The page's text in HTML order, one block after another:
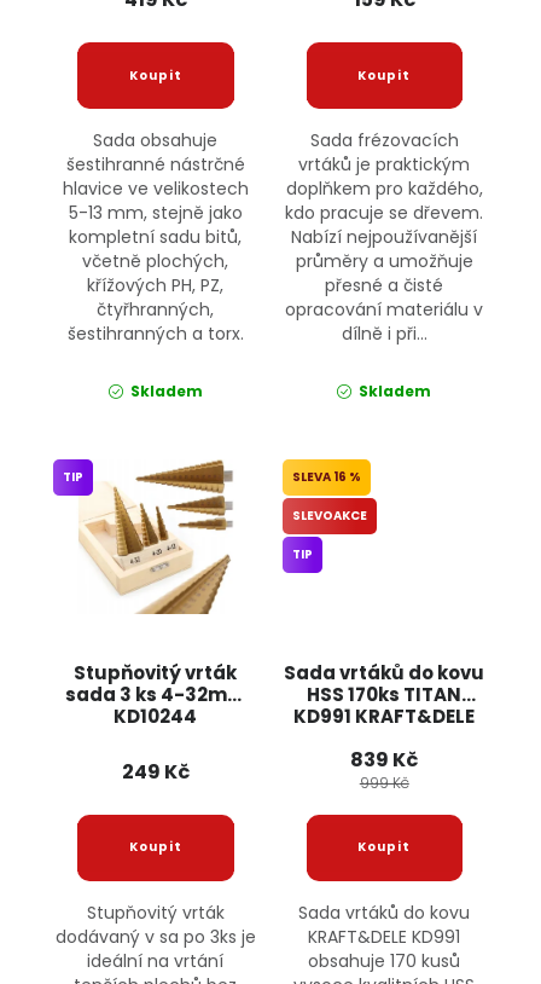
Sada obsahuje
šestihranné nástrčné
hlavice ve velikostech
5-13 mm, stejně jako
kompletní sadu bitů,
včetně plochých,
křížových PH, PZ,
čtyřhranných,
šestihranných a torx.
Skladem
Sada frézovacích
vrtáků je praktickým
doplňkem pro každého,
kdo pracuje se dřevem.
Nabízí nejpoužívanější
průměry a umožňuje
přesné a čisté
opracování materiálu v
dílně i při...
Skladem
Stupňovitý vrták
sada 3 ks 4-32mm
KD10244
TIP
249 Kč
Stupňovitý vrták
dodávaný v sa po 3ks je
ideální na vrtání
Sada vrtáků do kovu
HSS 170ks TITAN
KD991 KRAFT&DELE
16 %
SLEVOAKCE
TIP
839 Kč
999 Kč
Sada vrtáků do kovu
KRAFT&DELE KD991
obsahuje 170 kusů